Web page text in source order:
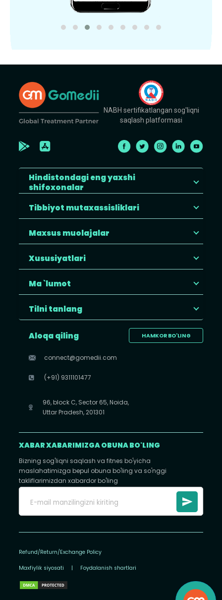
NABH sertifikatlangan sog'liqni
saqlash platformasi
Hindistondagi eng yaxshi
shifoxonalar
Tibbiyot mutaxassisliklari
Maxsus muolajalar
Xususiyatlari
Ma `lumot
Tilni tanlang
HAMKOR BO'LING
Aloqa qiling
connect@gomedii.com
(+91) 9311101477
96, block C, Sector 65, Noida,
Uttar Pradesh, 201301
XABAR XABARIMIZGA OBUNA BO'LING
Bizning sog'liqni saqlash va fitnes bo'yicha
maslahatimizga bepul obuna bo'ling va so'nggi
takliflarimizdan xabardor bo'ling
Refund/Return/Exchange Policy
Maxfiylik siyosati | Foydalanish shartlari